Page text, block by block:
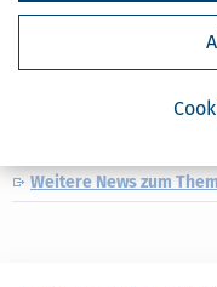
die Europäische
Juni steigen alle drei
für Sparer wichtige
Weitere News zum